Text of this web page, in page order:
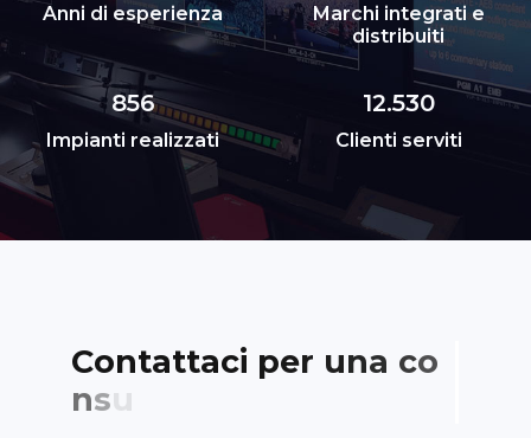
Anni di esperienza
Marchi integrati e
distribuiti
856
Impianti realizzati
12.530
Clienti serviti
Contattaci per una co
ns